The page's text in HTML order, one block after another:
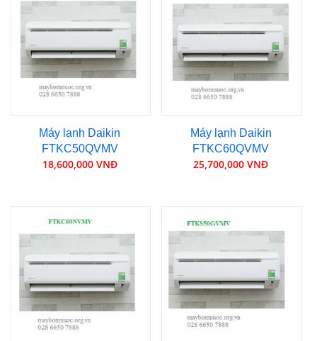
Máy lạnh Daikin
FTKC50QVMV
18,600,000 VNĐ
Máy lạnh Daikin
FTKC60QVMV
25,700,000 VNĐ